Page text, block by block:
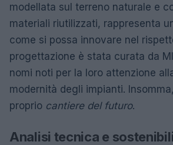
modellata sul terreno naturale e
materiali riutilizzati, rappresenta
come si possa innovare nel
progettazione è stata curata da
nomi noti per la loro attenzione
modernità degli impianti.
proprio cantiere del futuro.
Analisi tecnica e